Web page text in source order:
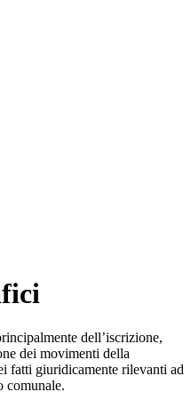
dell’iscrizione,
dei movimenti della
fatti giuridicamente rilevanti ad
comunale.